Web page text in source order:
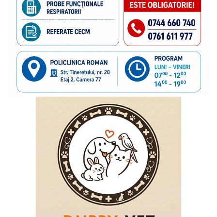
“Poliția de Frontieră Română este alături de Organizația
Salvați Copiii în acest demers de informare și prevenire,
deoarece știm că, dincolo de frontiere, există și povești de
familie care au nevoie de sprijin. În anii de colaborare am
susținut împreună transmiterea unor mesaje importante
către părinții care pleacă la muncă în străinătate,
încurajându-i să păstreze o legătură permanentă cu copiii
rămași acasă și să acorde atenție nevoilor lor emoționale.
Vom continua acest parteneriat, convinși că informarea și
cooperarea dintre instituții și organizațiile cu experiență
pot contribui la protejarea interesului superior al copilului
și la sprijinirea familiilor aflate în această situație”
inspectorul general al Poliției de Frontieră
Române, chestor principal de poliție Cornel Laurian